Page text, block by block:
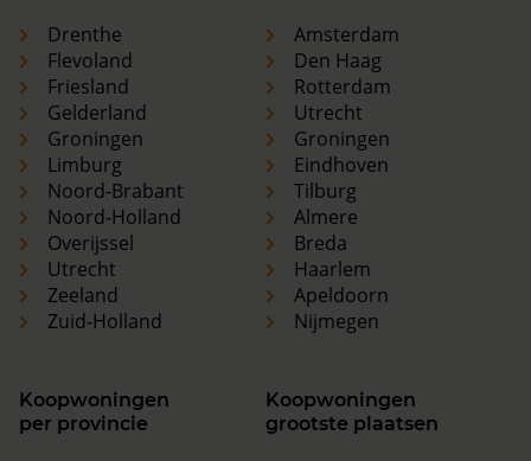
Drenthe
Flevoland
Friesland
Gelderland
Groningen
Limburg
Noord-Brabant
Noord-Holland
Overijssel
Utrecht
Zeeland
Zuid-Holland
Amsterdam
Den Haag
Rotterdam
Utrecht
Groningen
Eindhoven
Tilburg
Almere
Breda
Haarlem
Apeldoorn
Nijmegen
Koopwoningen
per provincie
Koopwoningen
grootste plaatsen